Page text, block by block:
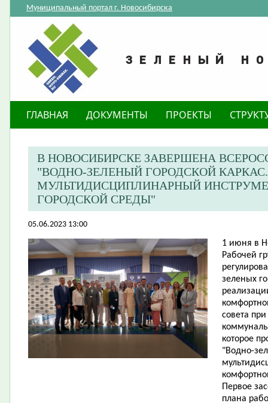
Муниципальный портал г. Новосибирска
ГЛАВНАЯ ДОКУМЕНТЫ ПРОЕКТЫ
В НОВОСИБИРСКЕ ЗАВЕРШЕНА
"ВОДНО-ЗЕЛЕНЫЙ ГОРОДСКОЙ
МУЛЬТИДИСЦИПЛИНАРНЫЙ
ГОРОДСКОЙ СРЕДЫ"
05.06.2023 13:00
​1 июня в
Рабочей
зеленых
совета
которое
"Водно-
Первое
плана